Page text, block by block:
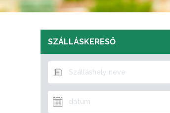
SZÁLLÁSKERESŐ